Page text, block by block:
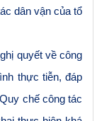
dân vận của tổ
quyết về công
thực tiễn, đáp
chế công tác